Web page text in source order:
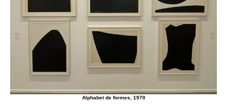
Alphabet de formes, 1970